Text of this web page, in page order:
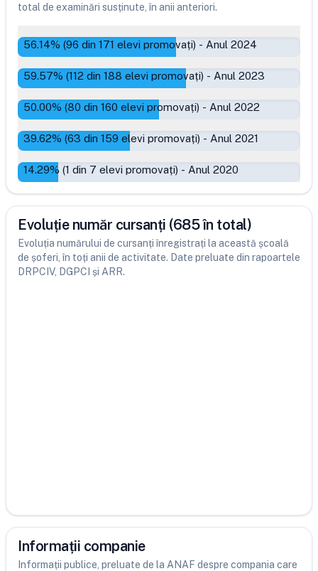
total de examinări susținute, în anii anteriori.
56.14% (96 din 171 elevi promovați) - Anul 2024
59.57% (112 din 188 elevi promovați) - Anul 2023
50.00% (80 din 160 elevi promovați) - Anul 2022
39.62% (63 din 159 elevi promovați) - Anul 2021
14.29% (1 din 7 elevi promovați) - Anul 2020
Evoluție număr cursanți (685 în total)
Evoluția numărului de cursanți înregistrați la această școală
de șoferi, în toți anii de activitate. Date preluate din rapoartele
DRPCIV, DGPCI și ARR.
Informații companie
Informații publice, preluate de la ANAF despre compania care